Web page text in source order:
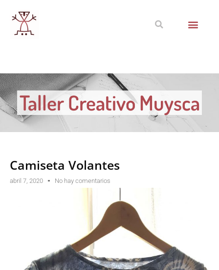
Taller Creativo Muysca
Camiseta Volantes
abril 7, 2020 No hay comentarios